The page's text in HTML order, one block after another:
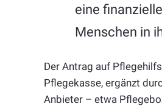
eine
Menschen in
Der Antrag auf
Pflegekasse, ergänzt
Anbieter – etwa